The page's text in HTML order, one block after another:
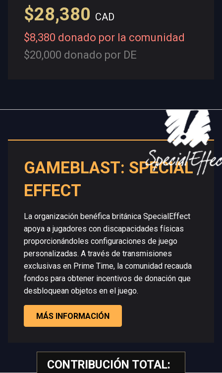
$28,380 CAD
$8,380 donado por la comunidad
$20,000 donado por DE
GAMEBLAST: SPECIAL
EFFECT
La organización benéfica británica SpecialEffect
apoya a jugadores con discapacidades físicas
proporcionándoles configuraciones de juego
personalizadas. A través de transmisiones
exclusivas en Prime Time, la comunidad recauda
fondos para obtener incentivos de donación que
desbloquean objetos en el juego.
MÁS INFORMACIÓN
CONTRIBUCIÓN TOTAL: